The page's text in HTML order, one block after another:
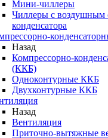
Мини-чиллеры
Чиллеры с воздушным
конденсатора
Назад
Компрессорно-
(ККБ)
Одноконтурные ККБ
Двухконтурные ККБ
Назад
Вентиляция
Приточно-вытяжные